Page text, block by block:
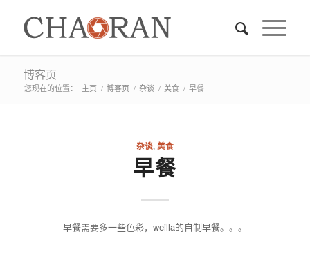
博客页
您现在的位置： 主页 / 博客页 / 杂谈 / 美食 / 早餐
杂谈,美食
早餐
早餐需要多一些色彩，weilla的自制早餐。。。